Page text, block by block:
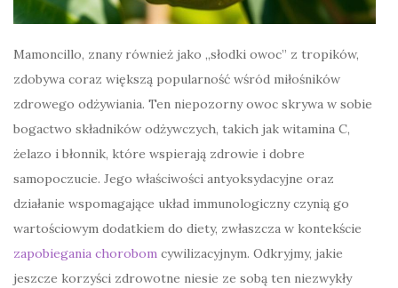
Mamoncillo, znany również jako „słodki owoc” z tropików,
zdobywa coraz większą popularność wśród miłośników
zdrowego odżywiania. Ten niepozorny owoc skrywa w sobie
bogactwo składników odżywczych, takich jak witamina C,
żelazo i błonnik, które wspierają zdrowie i dobre
samopoczucie. Jego właściwości antyoksydacyjne oraz
działanie wspomagające układ immunologiczny czynią go
wartościowym dodatkiem do diety, zwłaszcza w kontekście
zapobiegania chorobom cywilizacyjnym. Odkryjmy, jakie
jeszcze korzyści zdrowotne niesie ze sobą ten niezwykły